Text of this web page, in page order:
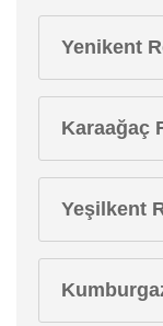
Yenikent
Karaağaç
Yeşilkent